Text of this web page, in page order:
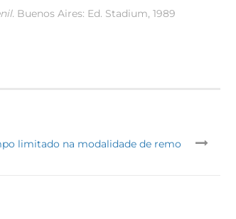
Buenos Aires: Ed. Stadium, 1989
limitado na modalidade de remo